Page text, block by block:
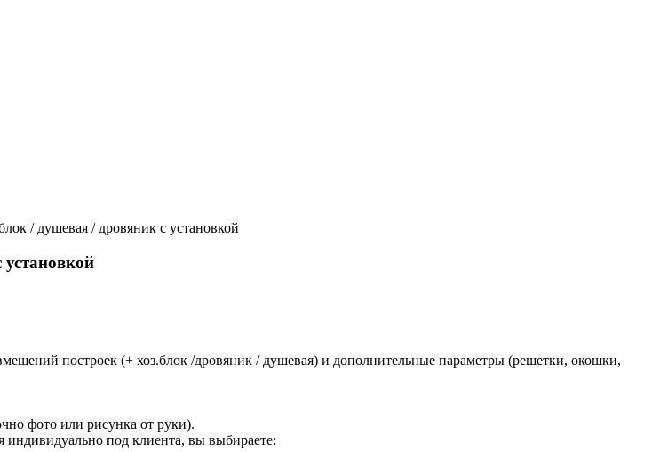
/ душевая / дровяник с установкой
построек (+ хоз.блок /дровяник / душевая) и дополнительные параметры (решетки, окошки,
фото или рисунка от руки).
индивидуально под клиента, вы выбираете: